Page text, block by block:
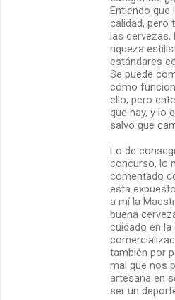
Entiendo que
calidad, pero
las cervezas,
riqueza
estándares
Se puede
cómo
ello; pero
que hay, y lo
salvo que
Lo de
concurso, lo
comentado
esta
a mí la
buena
cuidado en
también por
mal que nos
artesana en
ser un